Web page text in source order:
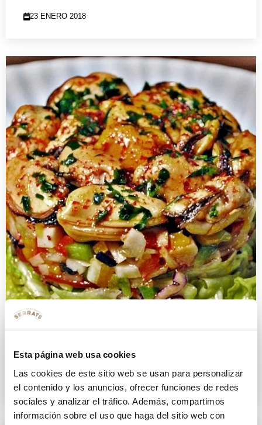
Esta página web usa cookies
Las cookies de este sitio web se usan para personalizar
el contenido y los anuncios, ofrecer funciones de redes
sociales y analizar el tráfico. Además, compartimos
información sobre el uso que haga del sitio web con
23 ENERO 2018
escabeche
30 OCTUBRE 2015